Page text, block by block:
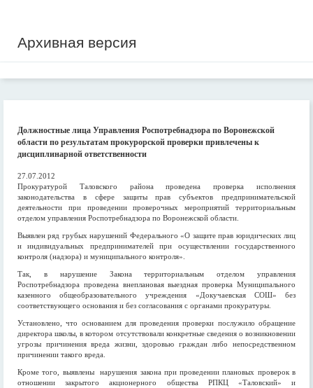
Архивная версия
Должностные лица Управления Роспотребнадзора по Воронежской
области по результатам прокурорской проверки привлечены к
дисциплинарной ответственности
27.07.2012
Прокуратурой Таловского района проведена проверка исполнения
законодательства в сфере защиты прав субъектов предпринимательской
деятельности при проведении проверочных мероприятий территориальным
отделом управления Роспотребнадзора по Воронежской области.
Выявлен ряд грубых нарушений Федерального «О защите прав юридических лиц
и индивидуальных предпринимателей при осуществлении государственного
контроля (надзора) и муниципального контроля».
Так, в нарушение Закона территориальным отделом управления
Роспотребнадзора проведена внеплановая выездная проверка Муниципального
казенного общеобразовательного учреждения «Докучаевская СОШ» без
соответствующего основания и без согласования с органами прокуратуры.
Установлено, что основанием для проведения проверки послужило обращение
директора школы, в котором отсутствовали конкретные сведения о возникновении
угрозы причинения вреда жизни, здоровью граждан либо непосредственном
причинении такого вреда.
Кроме того, выявлены нарушения закона при проведении плановых проверок в
отношении закрытого акционерного общества РПКЦ «Таловский» и